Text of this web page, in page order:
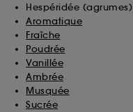
Hespéridée (agrumes)
Aromatique
Fraîche
Poudrée
Vanillée
Ambrée
Musquée
Sucrée